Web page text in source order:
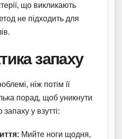
що викликають
не підходить для
запаху
ніж потім її
порад, щоб уникнути
у взутті:
Мийте ноги щодня,